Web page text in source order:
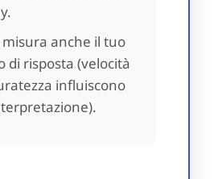
anche il tuo
di risposta (velocità
influiscono